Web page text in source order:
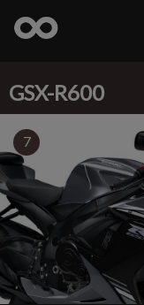
GSX-R600
7